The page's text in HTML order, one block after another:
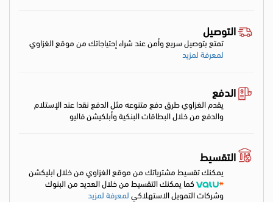
التوصيل
تمتع بتوصيل سريع وأمن عند شراء إحتياجاتك من موقع الغزاوي
لمعرفة لمزيد
الدفع
يقدم الغزاوي طرق دفع متنوعه مثل الدفع نقدا عند الإستلام
والدفع من خلال البطاقات البنكية وأبلكيشن فاليو
التقسيط
يمكنك تقسيط مشترياتك من موقع الغزاوي من خلال ابليكشن
كما يمكنك التقسيط من خلال العديد من البنوك
وشركات التمويل الاستهلاكيلمعرفة لمزيد